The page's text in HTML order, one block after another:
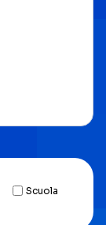
Scuola